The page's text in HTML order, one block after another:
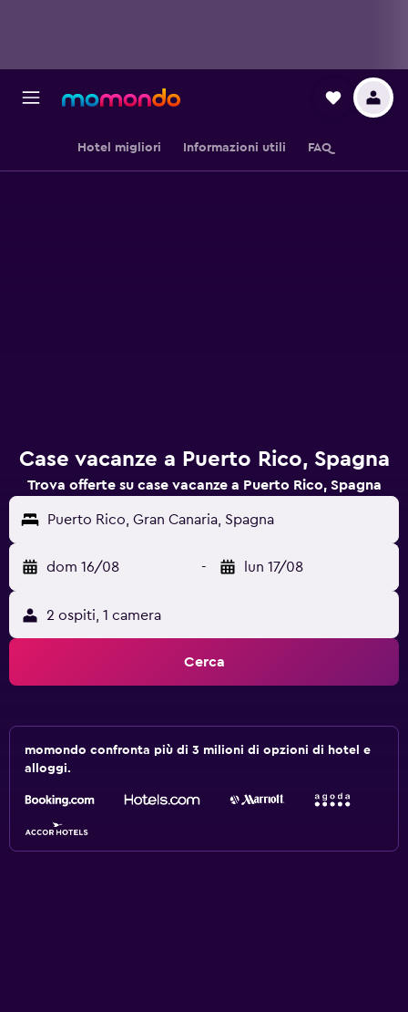
Hotel migliori Informazioni utili FAQ
Case vacanze a Puerto Rico, Spagna
Trova offerte su case vacanze a Puerto Rico, Spagna
Puerto Rico, Gran Canaria, Spagna
dom 16/08 - lun 17/08
2 ospiti, 1 camera
Cerca
momondo confronta più di 3 milioni di opzioni di hotel e
alloggi.